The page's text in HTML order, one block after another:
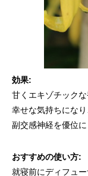
効果:
甘くエキゾチック
幸せな気持ちにな
副交感神経を優位
おすすめの使い方:
就寝前にディフュ